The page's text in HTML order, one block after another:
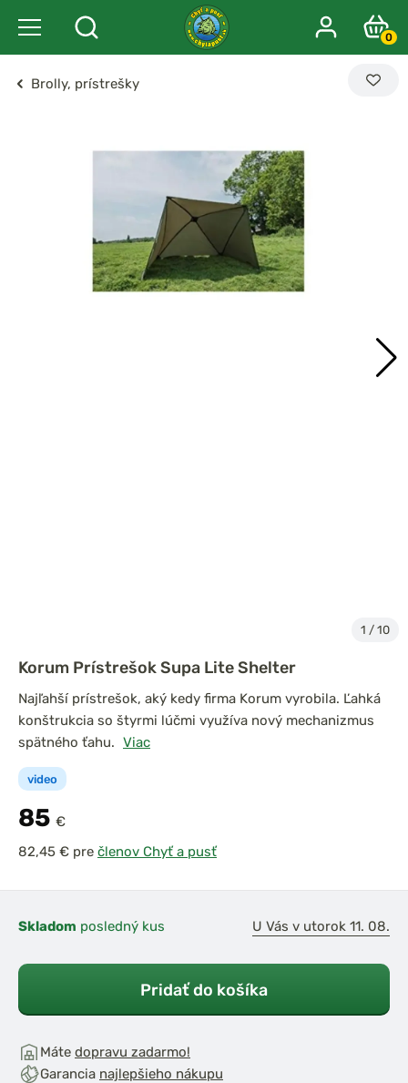
0
Brolly, prístrešky
1 / 10
Korum Prístrešok Supa Lite Shelter
video
Najľahší prístrešok, aký kedy firma Korum vyrobila. Ľahká
konštrukcia so štyrmi lúčmi využíva nový mechanizmus
spätného ťahu. Viac
85 €
pre členov Chyť a pusť
Skladom posledný kus U Vás v utorok 11. 08.
Pridať do košíka
Máte dopravu zadarmo!
Garancia najlepšieho nákupu